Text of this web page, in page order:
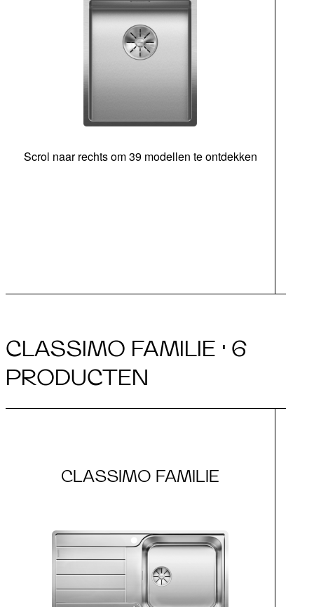
Scrol naar rechts om 39 modellen te ontdekken
CLASSIMO FAMILIE · 6
PRODUCTEN
CLASSIMO FAMILIE